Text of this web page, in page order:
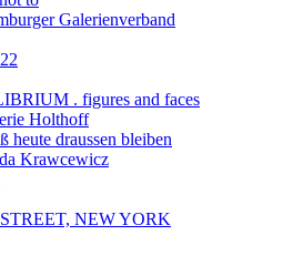
Galerienverband
. figures and faces
Holthoff
heute draussen bleiben
Krawcewicz
NEW YORK